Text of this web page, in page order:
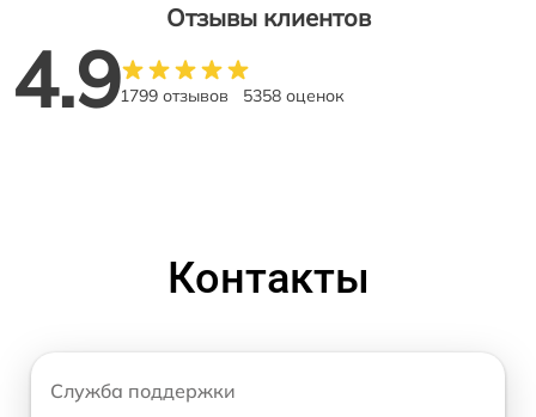
Отзывы клиентов
4.91799 отзывов 5358 оценок
Контакты
Служба поддержки